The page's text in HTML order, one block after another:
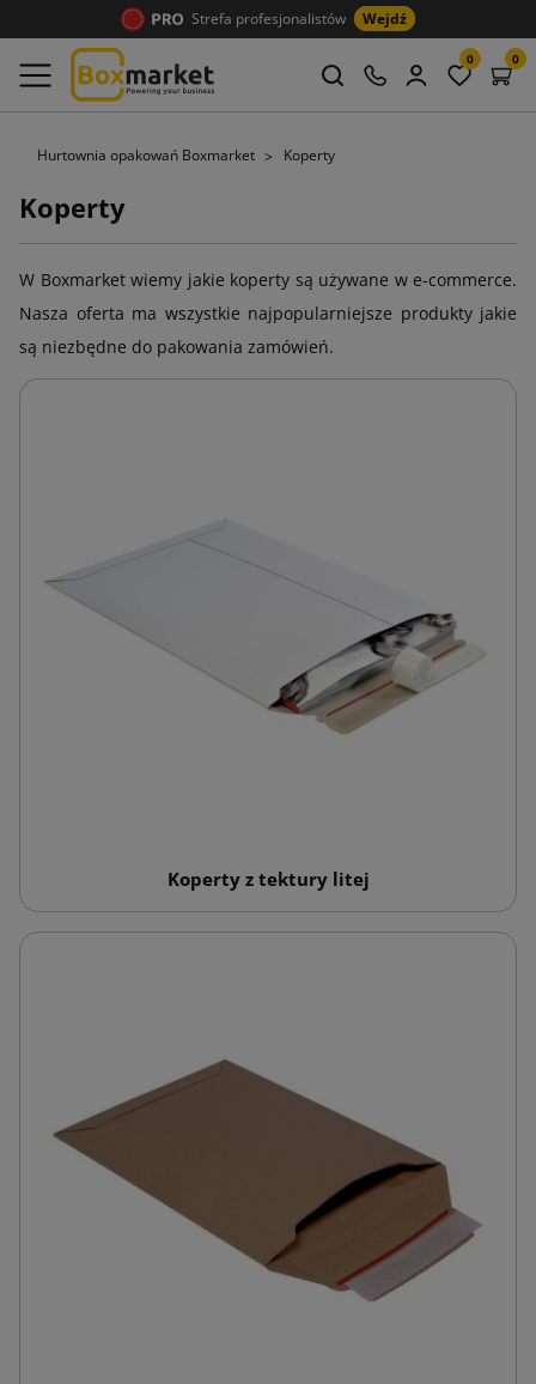
Strefa profesjonalistów Wejdź
0 0
Hurtownia opakowań Boxmarket Koperty
Koperty
W Boxmarket wiemy jakie koperty są używane w e-commerce.
Nasza oferta ma wszystkie najpopularniejsze produkty jakie
są niezbędne do pakowania zamówień.
Koperty z tektury litej